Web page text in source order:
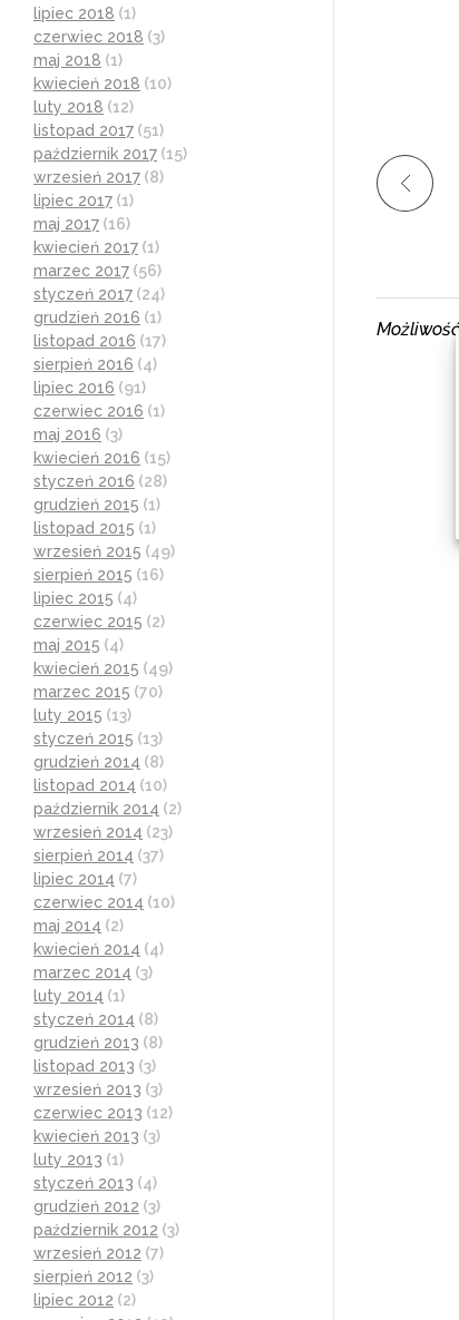
lipiec 2018 (1)
czerwiec 2018 (3)
maj 2018 (1)
kwiecień 2018 (10)
luty 2018 (12)
listopad 2017 (51)
październik 2017 (15)
wrzesień 2017 (8)
lipiec 2017 (1)
maj 2017 (16)
kwiecień 2017 (1)
marzec 2017 (56)
styczeń 2017 (24)
grudzień 2016 (1)
listopad 2016 (17)
sierpień 2016 (4)
lipiec 2016 (91)
czerwiec 2016 (1)
maj 2016 (3)
kwiecień 2016 (15)
styczeń 2016 (28)
grudzień 2015 (1)
listopad 2015 (1)
wrzesień 2015 (49)
sierpień 2015 (16)
lipiec 2015 (4)
czerwiec 2015 (2)
maj 2015 (4)
kwiecień 2015 (49)
marzec 2015 (70)
luty 2015 (13)
styczeń 2015 (13)
grudzień 2014 (8)
listopad 2014 (10)
październik 2014 (2)
wrzesień 2014 (23)
sierpień 2014 (37)
lipiec 2014 (7)
czerwiec 2014 (10)
maj 2014 (2)
kwiecień 2014 (4)
marzec 2014 (3)
luty 2014 (1)
styczeń 2014 (8)
grudzień 2013 (8)
listopad 2013 (3)
wrzesień 2013 (3)
czerwiec 2013 (12)
kwiecień 2013 (3)
luty 2013 (1)
styczeń 2013 (4)
grudzień 2012 (3)
październik 2012 (3)
wrzesień 2012 (7)
sierpień 2012 (3)
lipiec 2012 (2)